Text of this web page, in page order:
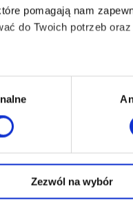
pomagają nam
do Twoich potrzeb
i bezpiecznego
jeśli jesteś naszym
Zezwól na wybór
Baza wiedzy